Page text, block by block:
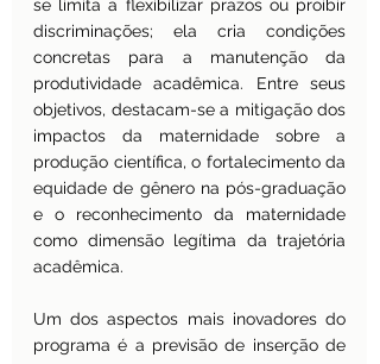
se limita a flexibilizar prazos ou proibir
discriminações; ela cria condições
concretas para a manutenção da
produtividade acadêmica. Entre seus
objetivos, destacam-se a mitigação dos
impactos da maternidade sobre a
produção científica, o fortalecimento da
equidade de gênero na pós-graduação
e o reconhecimento da maternidade
como dimensão legítima da trajetória
acadêmica.
Um dos aspectos mais inovadores do
programa é a previsão de inserção de